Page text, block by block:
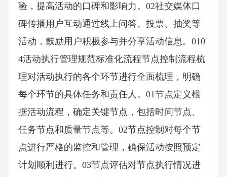
验，提高活动的口碑和影响力。02社交媒体口
碑传播用户互动通过线上问答、投票、抽奖等
活动，鼓励用户积极参与并分享活动信息。010
4活动执行管理规范标准化流程节点控制流程梳
理对活动执行的各个环节进行全面梳理，明确
每个环节的具体任务和责任人。01节点定义根
据活动流程，确定关键节点，包括时间节点、
任务节点和质量节点等。02节点控制对每个节
点进行严格的监控和管理，确保活动按照预定
计划顺利进行。03节点评估对节点执行情况进